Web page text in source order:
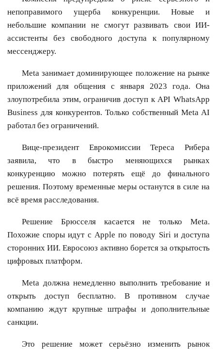
непоправимого ущерба конкуренции. Новые и
небольшие компании не смогут развивать свои ИИ-
ассистенты без свободного доступа к популярному
мессенджеру.
Meta занимает доминирующее положение на рынке
приложений для общения с января 2023 года. Она
злоупотребила этим, ограничив доступ к API WhatsApp
Business для конкурентов. Только собственный Meta AI
работал без ограничений.
Вице-президент Еврокомиссии Тереса Рибера
заявила, что в быстро меняющихся рынках
конкуренцию можно потерять ещё до финального
решения. Поэтому временные меры останутся в силе на
всё время расследования.
Решение Брюсселя касается не только Meta.
Похожие споры идут с Apple по поводу Siri и доступа
сторонних ИИ. Евросоюз активно борется за открытость
цифровых платформ.
Meta должна немедленно выполнить требование и
открыть доступ бесплатно. В противном случае
компанию ждут крупные штрафы и дополнительные
санкции.
Это решение может серьёзно изменить рынок